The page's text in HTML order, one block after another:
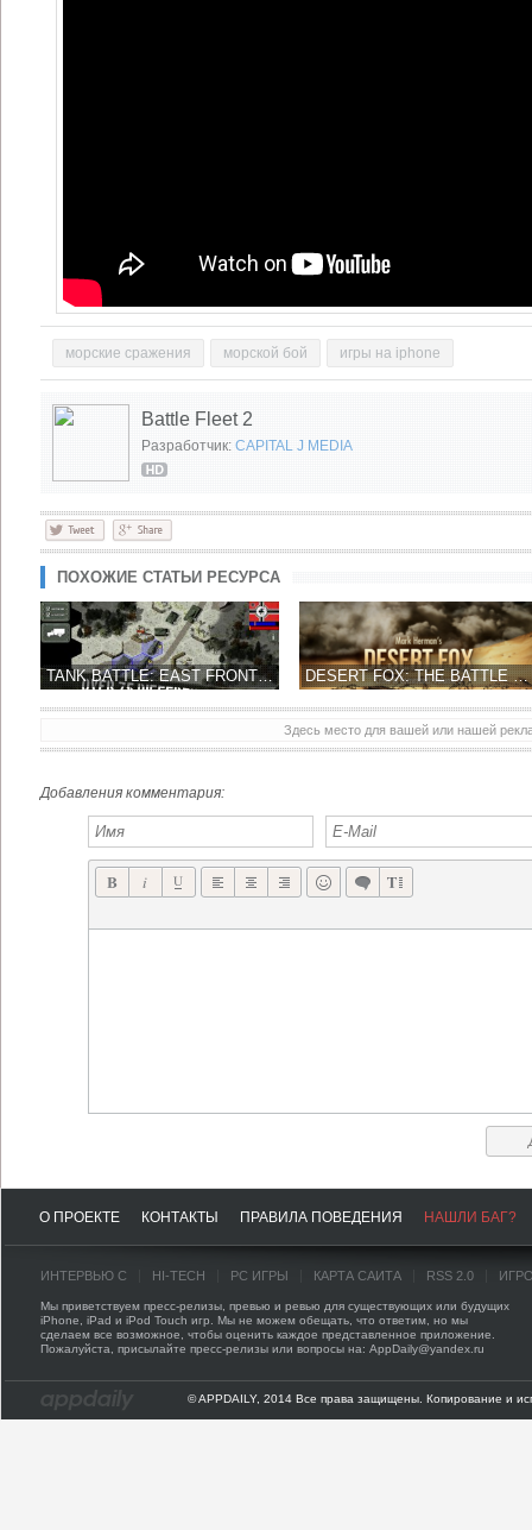
морские сражения морской бой игры на iphone
Battle Fleet 2
Разработчик: CAPITAL J MEDIA
ПОХОЖИЕ СТАТЬИ РЕСУРСА
TANK BATTLE: EAST FRONT 1941 – ПОШАГОВЫЕ ТАНКОВЫЕ СРАЖЕНИЯ! DESERT FOX: THE BATTLE OF EL ALAMEIN ОБЕЩАЮТ ЭТОЙ ВЕСНОЙ
Здесь место для вашей или нашей
Добавления комментария:
О ПРОЕКТЕ КОНТАКТЫ ПРАВИЛА ПОВЕДЕНИЯ НАШЛИ БАГ?
ИНТЕРВЬЮ С HI-TECH PC ИГРЫ КАРТА САЙТА RSS 2.0
Мы приветствуем пресс-релизы, превью и ревью для существующих или будущих
iPhone, iPad и iPod Touch игр. Мы не можем обещать, что ответим, но мы
сделаем все возможное, чтобы оценить каждое представленное приложение.
Пожалуйста, присылайте пресс-релизы или вопросы на: AppDaily@yandex.ru
© APPDAILY, 2014 Все права защищены. Копирование и